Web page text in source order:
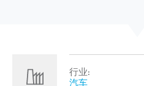
行业:
汽车